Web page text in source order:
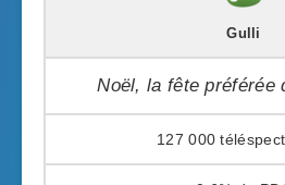
Gulli
Noël, la fête préférée
127 000